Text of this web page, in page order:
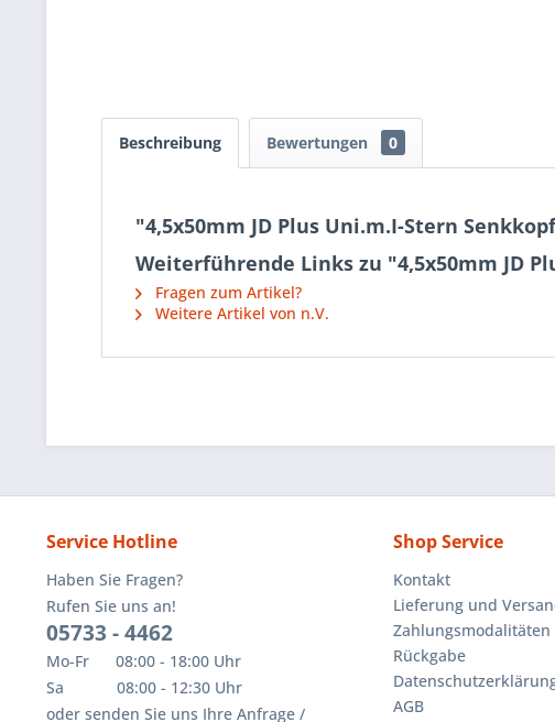
Beschreibung Bewertungen 0
"4,5x50mm JD Plus Uni.m.I-Stern
Weiterführende Links zu "4,5x50mm JD
Fragen zum Artikel?
Weitere Artikel von n.V.
Service Hotline
Haben Sie Fragen?
Rufen Sie uns an!
05733 - 4462
Mo-Fr 08:00 - 18:00 Uhr
Sa 08:00 - 12:30 Uhr
oder senden Sie uns Ihre Anfrage /
Shop Service
Kontakt
Lieferung und
Zahlungsmodalitäten
Rückgabe
AGB